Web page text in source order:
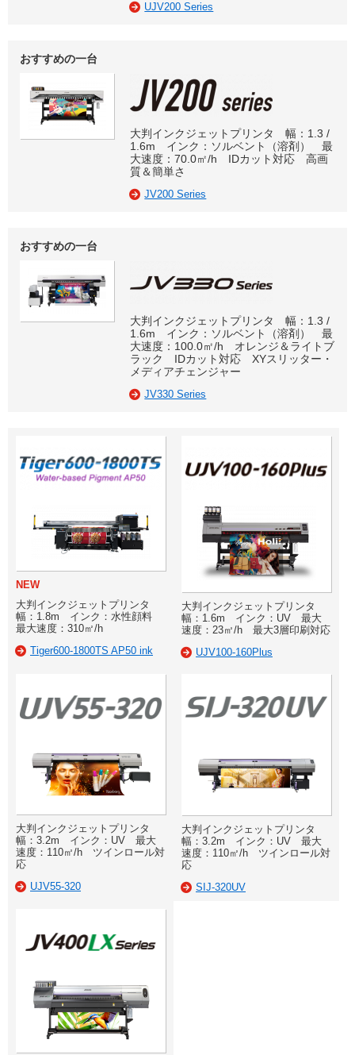
UJV200 Series
おすすめの一台
大判インクジェットプリンタ 幅：1.3 /
1.6m インク：ソルベント（溶剤） 最
大速度：70.0㎡/h IDカット対応 高画
質＆簡単さ
JV200 Series
おすすめの一台
大判インクジェットプリンタ 幅：1.3 /
1.6m インク：ソルベント（溶剤） 最
大速度：100.0㎡/h オレンジ＆ライトブ
ラック IDカット対応 XYスリッター・
メディアチェンジャー
JV330 Series
NEW
大判インクジェットプリンタ
幅：1.8m インク：水性顔料
最大速度：310㎡/h
Tiger600-1800TS AP50 ink
大判インクジェットプリンタ
幅：1.6m インク：UV 最大
速度：23㎡/h 最大3層印刷対応
UJV100-160Plus
大判インクジェットプリンタ
幅：3.2m インク：UV 最大
速度：110㎡/h ツインロール対
応
UJV55-320
大判インクジェットプリンタ
幅：3.2m インク：UV 最大
速度：110㎡/h ツインロール対
応
SIJ-320UV